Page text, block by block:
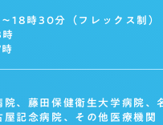
18時30分（フレックス制）
院、藤田保健衛生大学病院、
屋記念病院、その他医療機関